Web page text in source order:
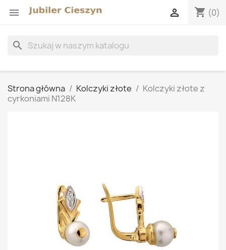
 shopping_cart (0)

search
Strona główna Kolczyki złote
Kolczyki złote z
cyrkoniami N128K